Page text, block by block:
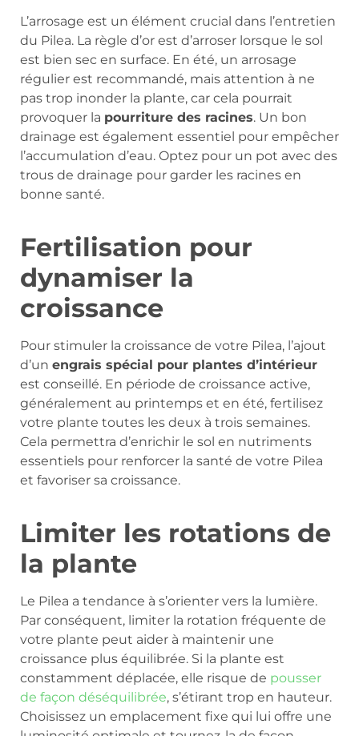
L’arrosage est un élément crucial dans l’entretien
du Pilea. La règle d’or est d’arroser lorsque le sol
est bien sec en surface. En été, un arrosage
régulier est recommandé, mais attention à ne
pas trop inonder la plante, car cela pourrait
provoquer la pourriture des racines. Un bon
drainage est également essentiel pour empêcher
l’accumulation d’eau. Optez pour un pot avec des
trous de drainage pour garder les racines en
bonne santé.
Fertilisation pour
dynamiser la
croissance
Pour stimuler la croissance de votre Pilea, l’ajout
d’un engrais spécial pour plantes d’intérieur
est conseillé. En période de croissance active,
généralement au printemps et en été, fertilisez
votre plante toutes les deux à trois semaines.
Cela permettra d’enrichir le sol en nutriments
essentiels pour renforcer la santé de votre Pilea
et favoriser sa croissance.
Limiter les rotations de
la plante
Le Pilea a tendance à s’orienter vers la lumière.
Par conséquent, limiter la rotation fréquente de
votre plante peut aider à maintenir une
croissance plus équilibrée. Si la plante est
constamment déplacée, elle risque de pousser
de façon déséquilibrée, s’étirant trop en hauteur.
Choisissez un emplacement fixe qui lui offre une